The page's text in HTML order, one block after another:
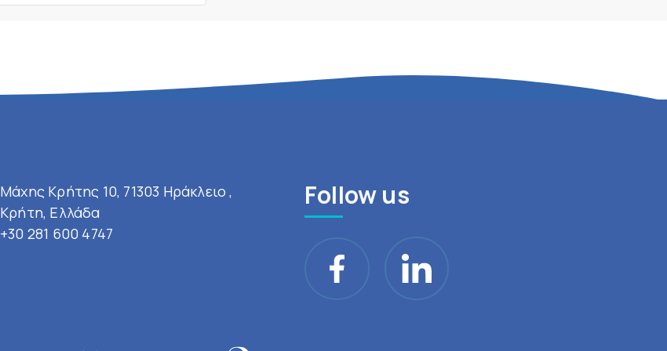
Μάχης Κρήτης 10, 71303 Ηράκλειο ,
Κρήτη, Ελλάδα
+30 281 600 4747
Follow us